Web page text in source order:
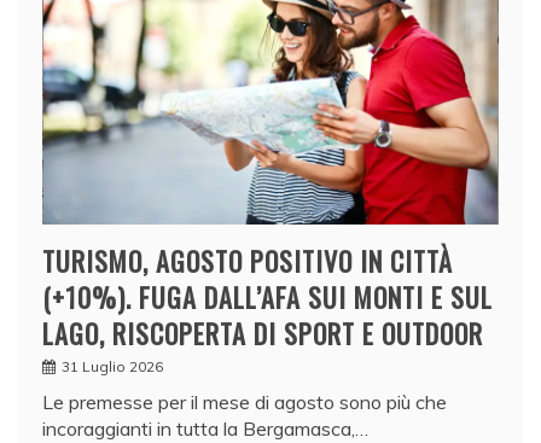
TURISMO, AGOSTO POSITIVO IN CITTÀ
(+10%). FUGA DALL’AFA SUI MONTI E SUL
LAGO, RISCOPERTA DI SPORT E OUTDOOR
31 Luglio 2026
Le premesse per il mese di agosto sono più che
incoraggianti in tutta la Bergamasca,…